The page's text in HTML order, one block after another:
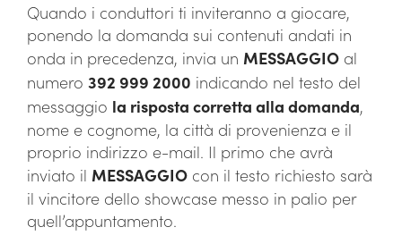
Quando i conduttori ti inviteranno a giocare,
ponendo la domanda sui contenuti andati in
onda in precedenza, invia un MESSAGGIO al
numero 392 999 2000 indicando nel testo del
messaggio la risposta corretta alla domanda,
nome e cognome, la città di provenienza e il
proprio indirizzo e-mail. Il primo che avrà
inviato il MESSAGGIO con il testo richiesto sarà
il vincitore dello showcase messo in palio per
quell’appuntamento.